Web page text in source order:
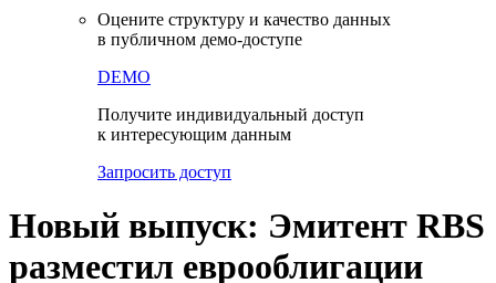
Оцените структуру и качество данных
в публичном демо-доступе
DEMO
Получите индивидуальный доступ
к интересующим данным
Запросить доступ
Новый выпуск: Эмитент RBS
разместил еврооблигации